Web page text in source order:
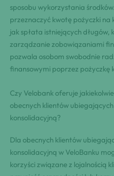
sposobu wykorzystania
przeznaczyć kwotę pożyczki
jak spłata istniejących długów,
zarządzanie zobowiązaniami
pozwala osobom swobodnie
finansowymi poprzez pożyczkę
Czy Velobank oferuje
obecnych klientów
konsolidacyjną?
Dla obecnych klientów
konsolidacyjną w VeloBanku
korzyści związane z lojalnością